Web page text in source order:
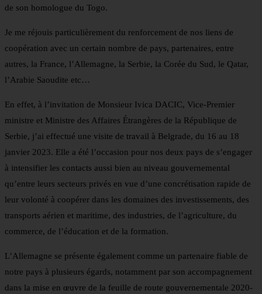
de son homologue du Togo.
Je me réjouis particulièrement du renforcement de nos liens de
coopération avec un certain nombre de pays, partenaires, entre
autres, la France, l’Allemagne, la Serbie, la Corée du Sud, le Qatar,
l’Arabie Saoudite etc…
En effet, à l’invitation de Monsieur Ivica DACIC, Vice-Premier
ministre et Ministre des Affaires Étrangères de la République de
Serbie, j’ai effectué une visite de travail à Belgrade, du 16 au 18
janvier 2023. Elle a été l’occasion pour nos deux pays de s’engager
à intensifier les contacts aussi bien au niveau gouvernemental
qu’entre leurs secteurs privés en vue d’une concrétisation rapide de
leur volonté à coopérer dans les domaines des investissements, des
transports aérien et maritime, des industries, de l’agriculture, du
commerce, de l’éducation et de la formation.
L’Allemagne se présente également comme un partenaire fiable de
notre pays à plusieurs égards, notamment par son accompagnement
dans la mise en œuvre de la feuille de route gouvernementale 2020-